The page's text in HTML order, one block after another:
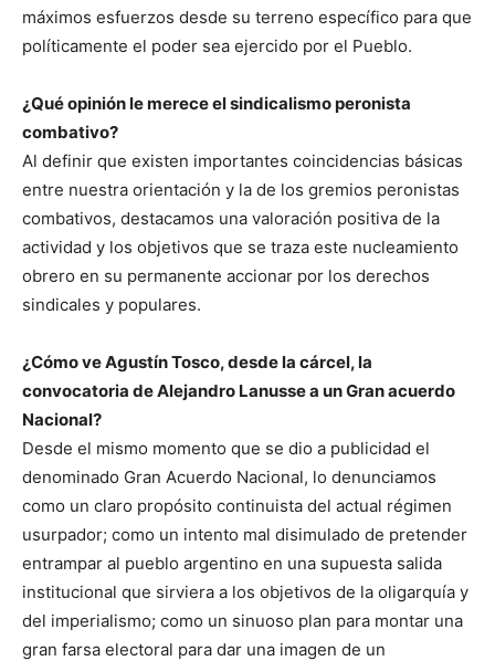
máximos esfuerzos desde su terreno específico para que
políticamente el poder sea ejercido por el Pueblo.
¿Qué opinión le merece el sindicalismo peronista
combativo?
Al definir que existen importantes coincidencias básicas
entre nuestra orientación y la de los gremios peronistas
combativos, destacamos una valoración positiva de la
actividad y los objetivos que se traza este nucleamiento
obrero en su permanente accionar por los derechos
sindicales y populares.
¿Cómo ve Agustín Tosco, desde la cárcel, la
convocatoria de Alejandro Lanusse a un Gran acuerdo
Nacional?
Desde el mismo momento que se dio a publicidad el
denominado Gran Acuerdo Nacional, lo denunciamos
como un claro propósito continuista del actual régimen
usurpador; como un intento mal disimulado de pretender
entrampar al pueblo argentino en una supuesta salida
institucional que sirviera a los objetivos de la oligarquía y
del imperialismo; como un sinuoso plan para montar una
gran farsa electoral para dar una imagen de un